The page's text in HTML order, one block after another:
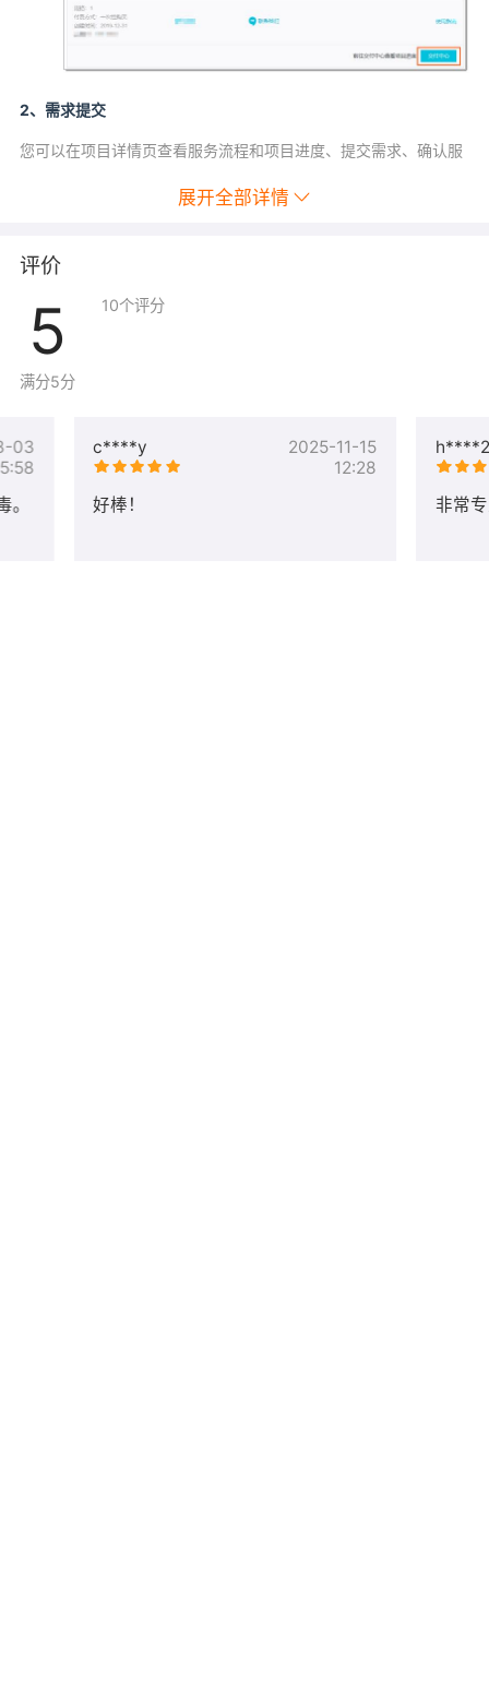
2、需求提交
您可以在项目详情页查看服务流程和项目进度、提交需求、确认服
展开全部详情
评价
5
满分5分
10个评分
c****y
2025-11-15
12:28
好棒！
h****2
非常
03